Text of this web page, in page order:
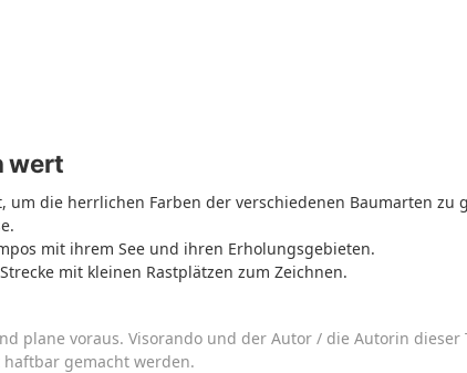
wert
um die herrlichen Farben der verschiedenen Baumarten zu
mit ihrem See und ihren Erholungsgebieten.
mit kleinen Rastplätzen zum Zeichnen.
plane voraus. Visorando und der Autor / die Autorin dieser
gemacht werden.